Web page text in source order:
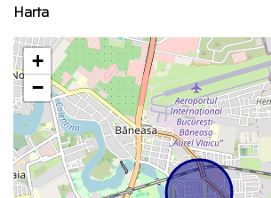
Harta
+
−